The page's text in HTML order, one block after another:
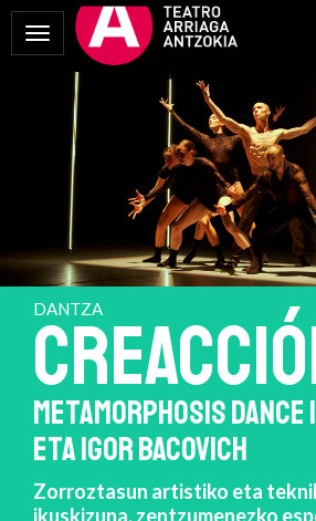
Menua erakutsi
DANTZA
METAMORPHOSIS DANCE
ETA IGOR BACOVICH
Zorroztasun artistiko eta
ikuskizuna, zentzumenezko